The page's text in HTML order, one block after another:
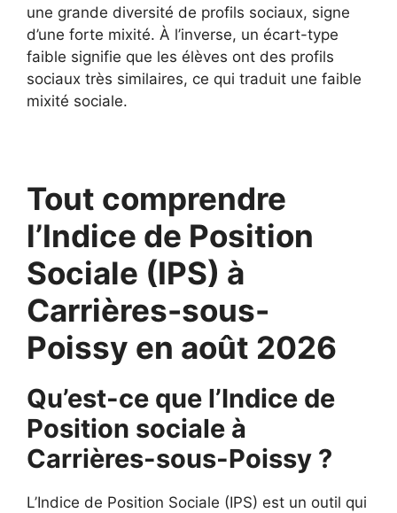
une grande diversité de profils sociaux, signe
d’une forte mixité. À l’inverse, un écart-type
faible signifie que les élèves ont des profils
sociaux très similaires, ce qui traduit une faible
mixité sociale.
Tout comprendre
l’Indice de Position
Sociale (IPS) à
Carrières-sous-
Poissy en août 2026
Qu’est-ce que l’Indice de
Position sociale à
Carrières-sous-Poissy ?
L’Indice de Position Sociale (IPS) est un outil qui